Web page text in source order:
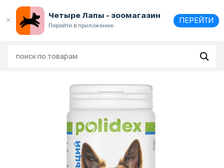
Четыре Лапы - зоомагазин
Перейти в приложение
ПЕРЕЙТИ